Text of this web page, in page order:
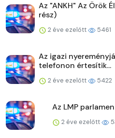
Az "ANKH" Az Örök
rész)
2 éve ezelőtt 5461
Az igazi
telefonon értesítik...
2 éve ezelőtt 5422
Az LMP
2 éve ezelőtt